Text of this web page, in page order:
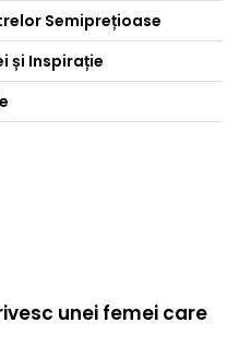
Semiprețioase
și Inspirație
unei femei care